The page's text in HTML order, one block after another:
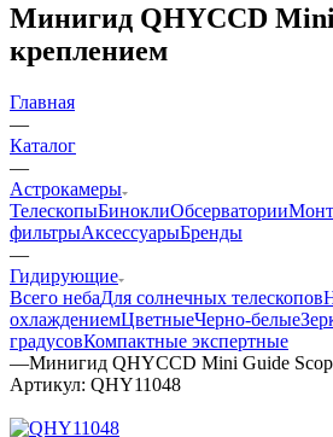
Минигид QHYCCD Mini
креплением
Главная
—
Каталог
—
Астрокамеры
ТелескопыБиноклиОбсерватории
фильтрыАксессуарыБренды
—
Гидирующие
Всего небаДля солнечных телескопов
охлаждениемЦветныеЧерно-белые
градусовКомпактные экспертные
—Минигид QHYCCD Mini Guide
Артикул: QHY11048